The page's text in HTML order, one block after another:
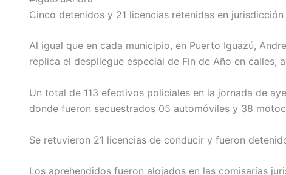
Cinco detenidos y 21 licencias retenidas en
Al igual que en cada municipio, en Puerto Iguazú,
replica el despliegue especial de Fin de Año en calles,
Un total de 113 efectivos policiales en la jornada de
donde fueron secuestrados 05 automóviles y 38
Se retuvieron 21 licencias de conducir y fueron
Los aprehendidos fueron alojados en las comisarías